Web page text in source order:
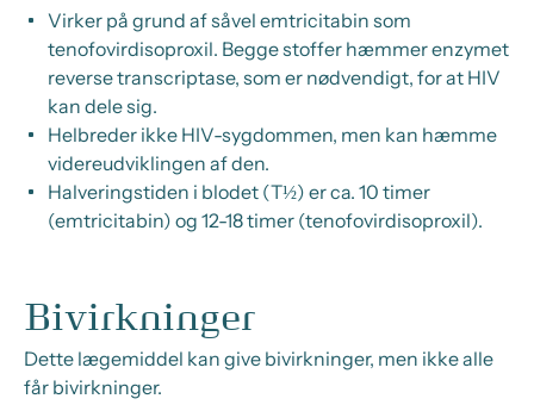
Virker på grund af såvel emtricitabin som
tenofovirdisoproxil. Begge stoffer hæmmer enzymet
reverse transcriptase, som er nødvendigt, for at HIV
kan dele sig.
Helbreder ikke HIV-sygdommen, men kan hæmme
videreudviklingen af den.
Halveringstiden i blodet (T½) er ca. 10 timer
(emtricitabin) og 12-18 timer (tenofovirdisoproxil).
Bivirkninger
Dette lægemiddel kan give bivirkninger, men ikke alle
får bivirkninger.